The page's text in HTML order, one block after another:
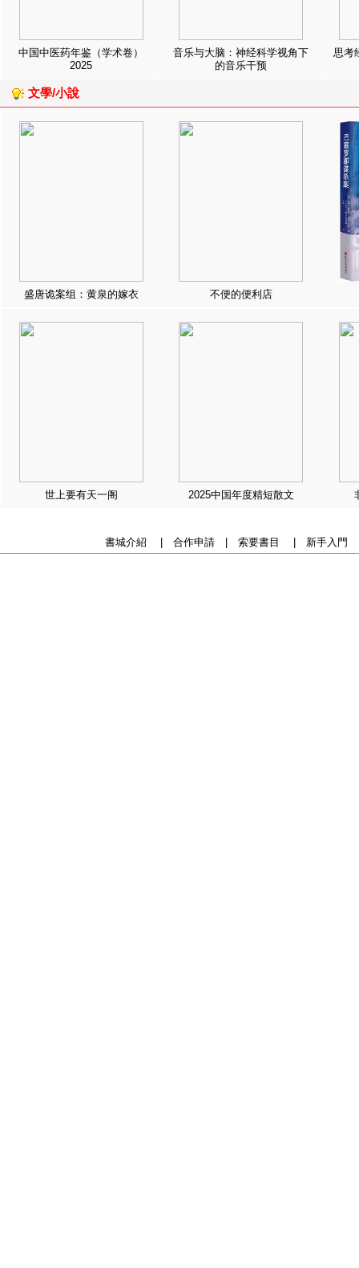
中国中医药年鉴（学术卷）
2025
音乐与大脑：神经科学视角下
的音乐干预
思考
文學/小說
盛唐诡案组：黄泉的嫁衣 不便的便利店
世上要有天一阁 2025中国年度精短散文
書城介紹 合作申請| 索要書目 新手入門